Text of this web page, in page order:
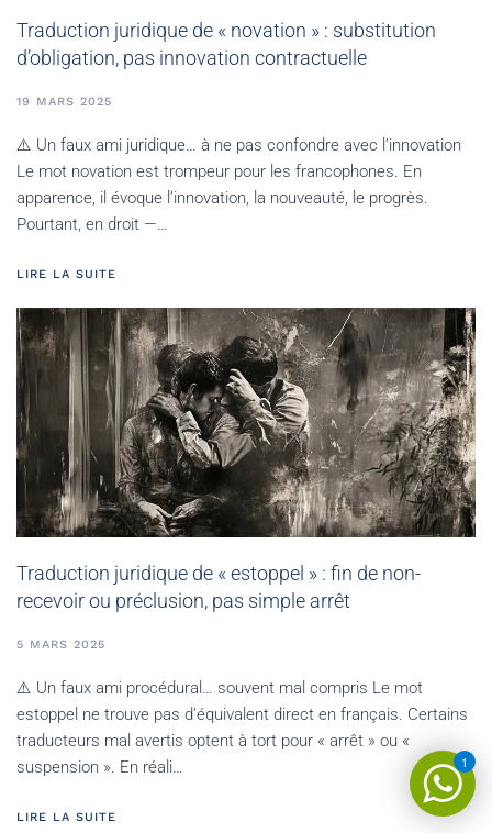
Traduction juridique de « novation » : substitution
d’obligation, pas innovation contractuelle
19 MARS 2025
⚠️ Un faux ami juridique… à ne pas confondre avec l’innovation
Le mot novation est trompeur pour les francophones. En
apparence, il évoque l’innovation, la nouveauté, le progrès.
Pourtant, en droit —…
LIRE LA SUITE
Traduction juridique de « estoppel » : fin de non-
recevoir ou préclusion, pas simple arrêt
5 MARS 2025
⚠️ Un faux ami procédural… souvent mal compris Le mot
estoppel ne trouve pas d’équivalent direct en français. Certains
traducteurs mal avertis optent à tort pour « arrêt » ou «
suspension ». En réali…
LIRE LA SUITE
1